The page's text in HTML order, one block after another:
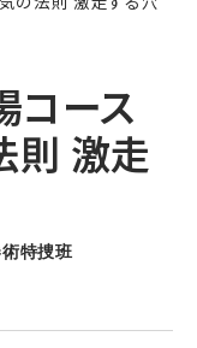
コース
則 激走
特捜班